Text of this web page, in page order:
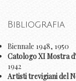
Bibliografia
Biennale 1948, 1950
Catologo XI Mostra
1942
Artisti trevigiani del